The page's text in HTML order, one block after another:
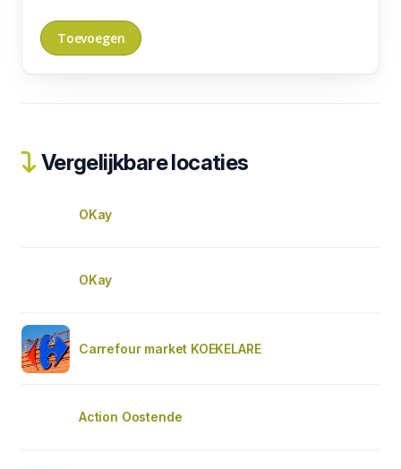
Vergelijkbare locaties
OKay
OKay
Carrefour market KOEKELARE
Action Oostende